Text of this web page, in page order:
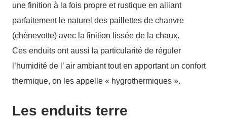
une finition à la fois propre et rustique en alliant
parfaitement le naturel des paillettes de chanvre
(chènevotte) avec la finition lissée de la chaux.
Ces enduits ont aussi la particularité de réguler
l’humidité de l’ air ambiant tout en apportant un confort
thermique, on les appelle « hygrothermiques ».
Les enduits terre